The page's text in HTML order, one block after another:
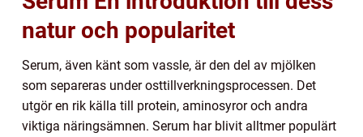
natur och popularitet
Serum, även känt som vassle, är den del av mjölken
som separeras under osttillverkningsprocessen. Det
utgör en rik källa till protein, aminosyror och andra
viktiga näringsämnen. Serum har blivit alltmer populärt